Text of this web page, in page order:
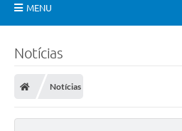
MENU
Notícias
Notícias